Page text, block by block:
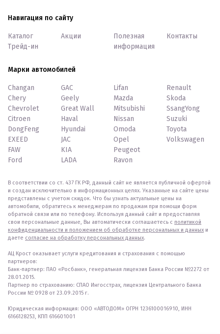
Навигация по сайту
Каталог
Трейд-ин
Акции
Полезная
информация
Контакты
Марки автомобилей
Changan
Chery
Chevrolet
Citroen
DongFeng
EXEED
FAW
Ford
GAC
Geely
Great Wall
Haval
Hyundai
JAC
KIA
LADA
Lifan
Mazda
Mitsubishi
Nissan
Omoda
Opel
Peugeot
Ravon
Renault
Skoda
SsangYong
Suzuki
Toyota
Volkswagen
В соответствии со ст. 437 ГК РФ, данный сайт не является публичной офертой
и создан исключительно в информационных целях. Указанные на сайте цены
представлены с учетом скидок. Что бы узнать актуальные цены на
автомобили, обратитесь к менеджерам по продажам при помощи форм
обратной связи или по телефону. Используя данный сайт и предоставляя
свои персональные данные, Вы автоматически соглашаетесь с политикой
конфиденциальности и положением об обработке персональных и данных и
даете согласие на обработку персональных данных.
АЦ Крост оказывает услуги кредитования и страхования с помощью
партнеров:
Банк-партнер: ПАО «Росбанк», генеральная лицензия Банка России №2272 от
28.01.2015.
Партнер по страхованию: СПАО Ингосстрах, лицензия Центрального Банка
России № 0928 от 23.09.2015 г.
Юридическая информация: ООО «АВТОДОМ» ОГРН 1236100016910, ИНН
6166128253, КПП 616601001